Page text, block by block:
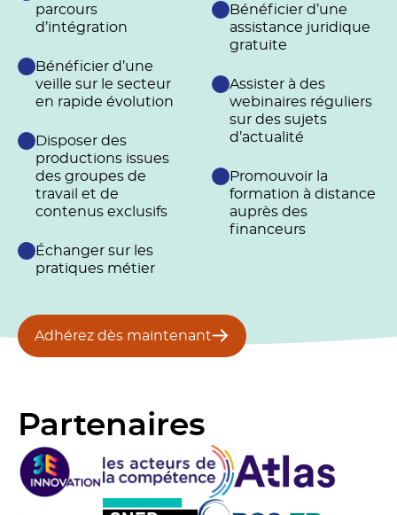
parcours
d’intégration
Bénéficier d’une
veille sur le secteur
en rapide évolution
Disposer des
productions issues
des groupes de
travail et de
contenus exclusifs
Échanger sur les
pratiques métier
Bénéficier d’une
assistance juridique
gratuite
Assister à des
webinaires réguliers
sur des sujets
d’actualité
Promouvoir la
formation à distance
auprès des
financeurs
Adhérez dès maintenant
Partenaires